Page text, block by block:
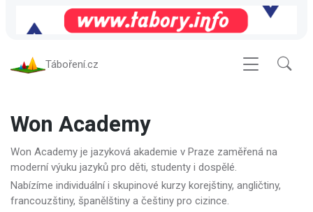
Táboření.cz
Won Academy
Won Academy je jazyková akademie v Praze zaměřená na
moderní výuku jazyků pro děti, studenty i dospělé.
Nabízíme individuální i skupinové kurzy korejštiny, angličtiny,
francouzštiny, španělštiny a češtiny pro cizince.